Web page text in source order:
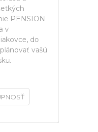
PENSION
v
do
vašú